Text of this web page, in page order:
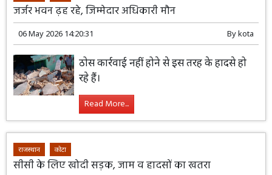
जर्जर भवन ढ़ह रहे, जिम्मेदार अधिकारी मौन
06 May 2026 14:20:31 Bykota
ठोस कार्रवाई नहीं होने से इस तरह के हादसे हो
रहे हैं।
Read More...
राजस्थान कोटा
सीसी के लिए खोदी सड़क, जाम व हादसों का खतरा